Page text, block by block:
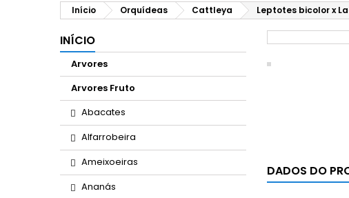
Início Orquídeas Cattleya Leptotes bicolor x
INÍCIO
Arvores
Arvores Fruto
Abacates
Alfarrobeira
Ameixoeiras
Ananás
DADOS DO